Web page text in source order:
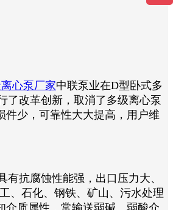
心泵厂家中联泵业在D型卧式多
了改革创新，取消了多级离心泵
少，可靠性大大提高，用户维
抗腐蚀性能强，出口压力大、
、石化、钢铁、矿山、污水处理
质属性，常输送弱碱、弱酸介